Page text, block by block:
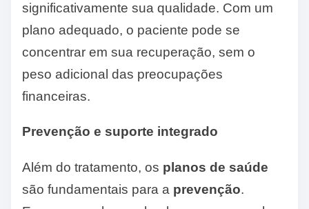
significativamente sua qualidade. Com um
plano adequado, o paciente pode se
concentrar em sua recuperação, sem o
peso adicional das preocupações
financeiras.
Prevenção e suporte integrado
Além do tratamento, os planos de saúde
são fundamentais para a prevenção.